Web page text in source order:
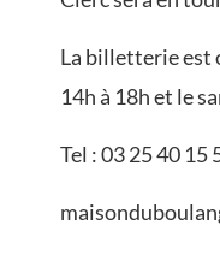
La billetterie est
14h à 18h et le
Tel : 03 25 40 15